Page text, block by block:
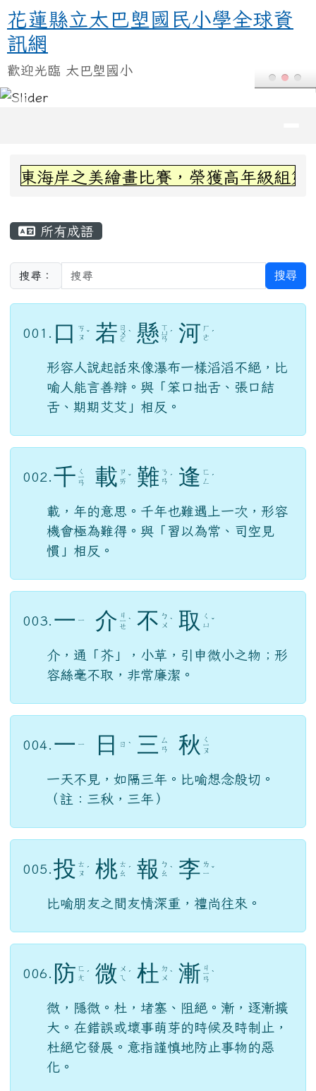
跳至主內容區
花蓮縣立太巴塱國民小學全球資訊
花蓮縣立太巴塱國民小學全球資
訊網
歡迎光臨 太巴塱國小
上中區域內容
岸之美繪畫比賽，榮獲高年級組第三名
所有成語
搜尋： 搜尋
001. 口
ㄎ
ㄡ ˇ 若 ㄖ
ㄨ
ㄛ
ˋ 懸 ㄒ
ㄩ
ㄢ
ˊ 河 ㄏ
ㄜ ˊ
形容人說起話來像瀑布一樣滔滔不絕，比
喻人能言善辯。與「笨口拙舌、張口結
舌、期期艾艾」相反。
002. 千 ㄑ
ㄧ
ㄢ 載 ㄗ
ㄞ ˇ 難 ㄋ
ㄢ ˊ 逢 ㄈ
ㄥ
ˊ
載，年的意思。千年也難遇上一次，形容
機會極為難得。與「習以為常、司空見
慣」相反。
003. 一 ㄧ 介 ㄐ
ㄧ
ㄝ
ˋ 不 ㄅ
ㄨ ˋ 取
ㄑ
ㄩ ˇ
介，通「芥」，小草，引申微小之物；形
容絲毫不取，非常廉潔。
004. 一 ㄧ 日 ㄖ ˋ 三 ㄙ
ㄢ
秋 ㄑ
ㄧ
ㄡ
一天不見，如隔三年。比喻想念殷切。
（註：三秋，三年）
005. 投 ㄊ
ㄡ ˊ 桃 ㄊ
ㄠ ˊ 報 ㄅ
ㄠ ˋ 李 ㄌ
ㄧ ˇ
比喻朋友之間友情深重，禮尚往來。
006. 防 ㄈ
ㄤ ˊ 微 ㄨ
ㄟ
ˊ 杜 ㄉ
ㄨ ˋ 漸 ㄐ
ㄧ
ㄢ
ˋ
微，隱微。杜，堵塞、阻絕。漸，逐漸擴
大。在錯誤或壞事萌芽的時候及時制止，
杜絕它發展。意指謹慎地防止事物的惡
化。